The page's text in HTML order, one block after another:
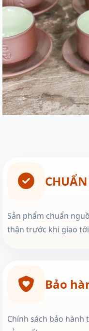
Sản phẩm chuẩn
thận trước khi giao
Bảo
Chính sách bảo hành